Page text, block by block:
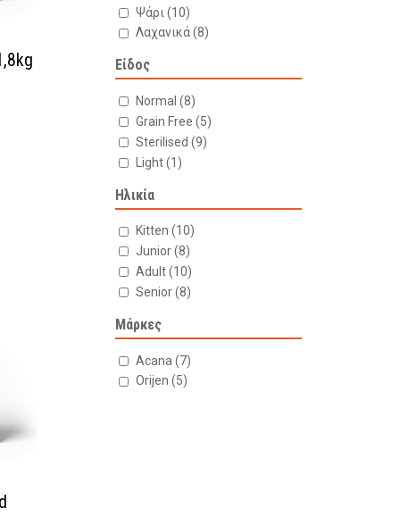
Ψάρι (10)
Λαχανικά (8)
Είδος
Normal (8)
Grain Free (5)
Sterilised (9)
Light (1)
Ηλικία
Kitten (10)
Junior (8)
Adult (10)
Senior (8)
Μάρκες
Acana (7)
Orijen (5)